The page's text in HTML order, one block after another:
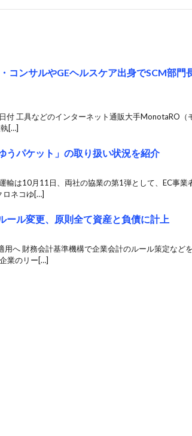
コンサルやGEヘルスケア出身でSCM部門
付 工具などのインターネット通販大手MonotaRO（
[…]
うパケット」の取り扱い状況を紹介
輸は10月11日、両社の協業の第1弾として、EC事業
ロネコゆ[…]
ール変更、原則全て資産と負債に計上
へ 財務会計基準機構で企業会計のルール策定など
業のリー[…]